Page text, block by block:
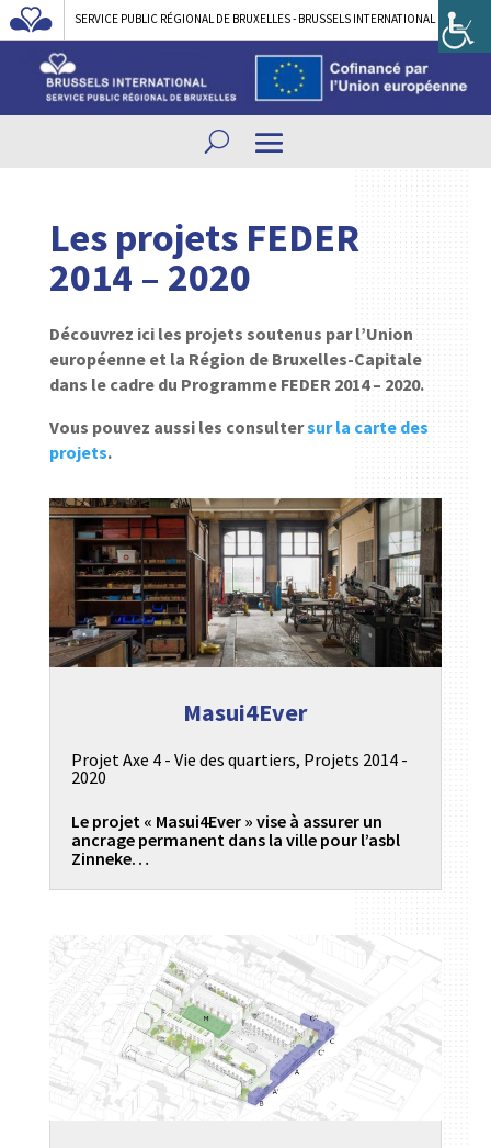
SERVICE PUBLIC RÉGIONAL DE BRUXELLES - BRUSSELS INTERNATIONAL
Les projets FEDER
2014 – 2020
Découvrez ici les projets soutenus par l’Union
européenne et la Région de Bruxelles-Capitale
dans le cadre du Programme FEDER 2014 – 2020.
Vous pouvez aussi les consultersur la carte des
projets.
Masui4Ever
Projet Axe 4 - Vie des quartiers, Projets 2014 -
2020
Le projet « Masui4Ever » vise à assurer un
ancrage permanent dans la ville pour l’asbl
Zinneke…